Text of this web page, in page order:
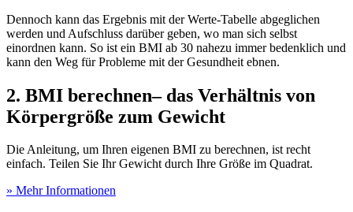
Dennoch kann das Ergebnis mit der Werte-Tabelle abgeglichen
werden und Aufschluss darüber geben, wo man sich selbst
einordnen kann. So ist ein BMI ab 30 nahezu immer bedenklich und
kann den Weg für Probleme mit der Gesundheit ebnen.
2. BMI berechnen– das Verhältnis von
Körpergröße zum Gewicht
Die Anleitung, um Ihren eigenen BMI zu berechnen, ist recht
einfach. Teilen Sie Ihr Gewicht durch Ihre Größe im Quadrat.
» Mehr Informationen